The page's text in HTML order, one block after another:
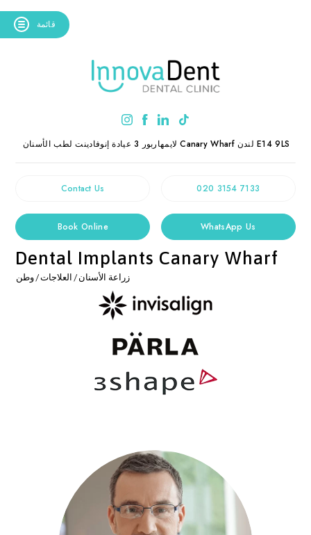
قائمة
عيادة إنوفادينت لطب الأسنان 3 لايمهاربور Canary Wharf لندن E14 9LS
Contact Us 020 3154 7133
Book Online WhatsApp Us
Dental Implants Canary Wharf
وطن /العلاجات / زراعة الأسنان